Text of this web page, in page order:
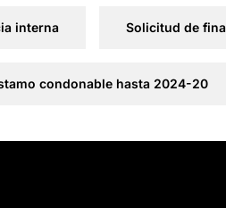
interna Solicitud de
condonable hasta 2024-20